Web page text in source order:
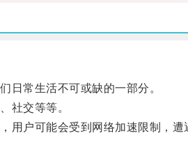
常生活不可或缺的一部分。
社交等等。
户可能会受到网络加速限制，遭